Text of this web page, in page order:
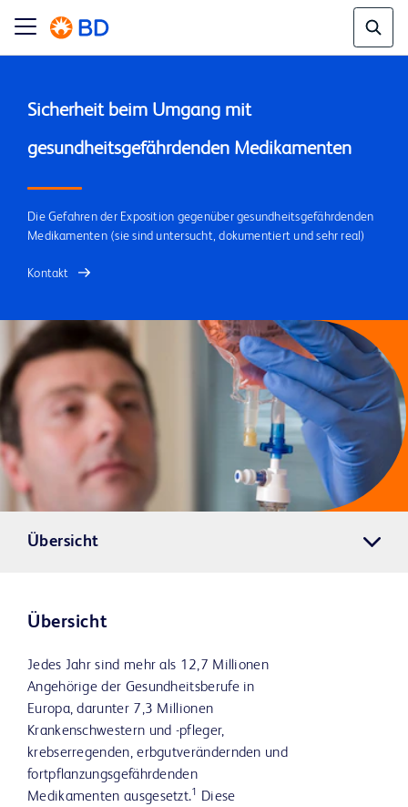
Sicherheit beim Umgang mit
Die Gefahren der Exposition gegenüber gesundheitsgefährdenden
Medikamenten (sie sind untersucht, dokumentiert und sehr real)
Kontakt
Übersicht
Übersicht
Jedes Jahr sind mehr als 12,7 Millionen
Angehörige der Gesundheitsberufe in
Europa, darunter 7,3 Millionen
Krankenschwestern und -pfleger,
krebserregenden, erbgutverändernden und
fortpflanzungsgefährdenden
Medikamenten ausgesetzt.1
Diese